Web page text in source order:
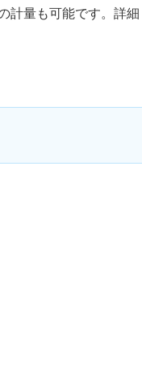
計量も可能です。詳細